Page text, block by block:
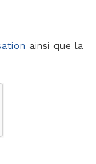
ainsi que la